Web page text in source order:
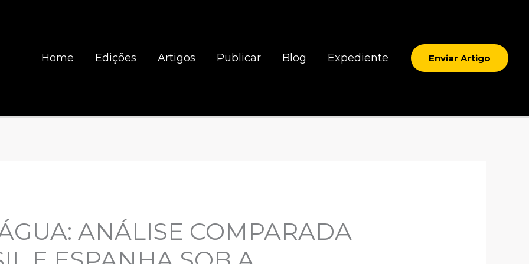
Home Edições Artigos Publicar Blog Expediente Enviar Artigo
ANÁLISE COMPARADA